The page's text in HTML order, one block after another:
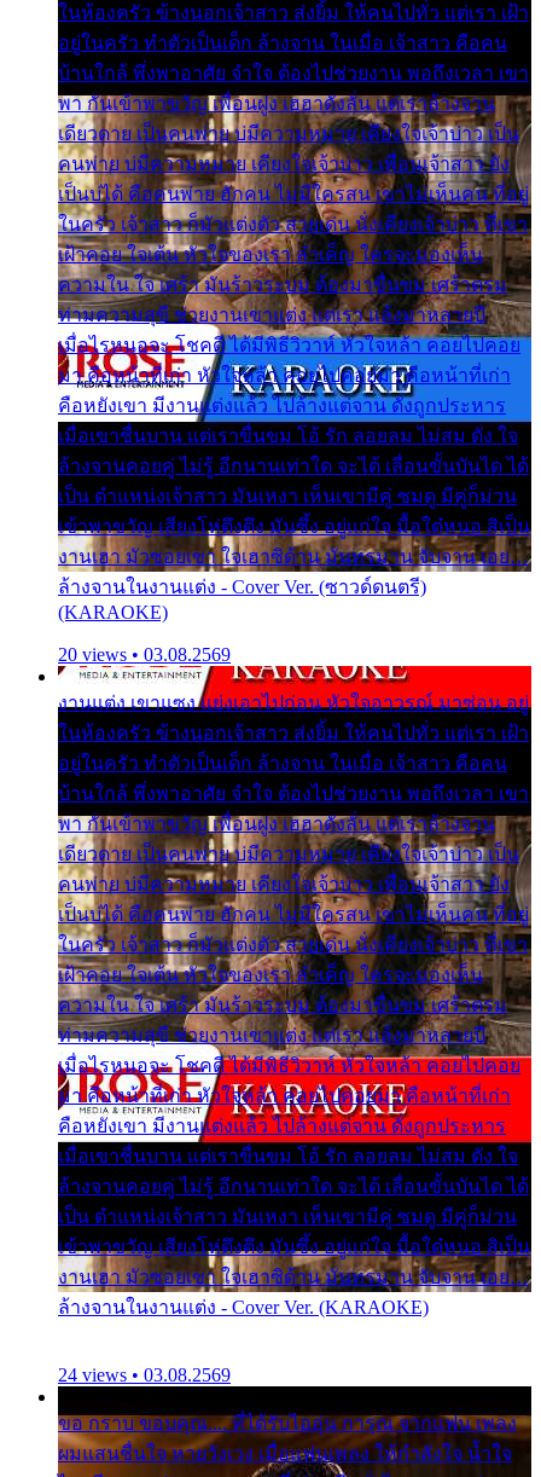
ในห้องครัว ข้างนอกเจ้าสาว ส่งยิ้ม ให้คนไปทั่ว แต่เรา เฝ้า
อยู่ในครัว ทำตัวเป็นเด็ก ล้างจาน ในเมื่อ เจ้าสาว คือคน
บ้านใกล้ พึ่งพาอาศัย จำใจ ต้องไปช่วยงาน พอถึงเวลา เขา
พา กันเข้าพาขวัญ เพื่อนฝูง เฮฮาดังลั่น แต่เราล้างจาน
เดียวดาย เป็นคนพ่าย บ่มีความหมาย เคียงใจเจ้าบ่าว เป็น
คนพ่าย บ่มีความหมาย เคียงใจเจ้าบ่าว เพื่อนเจ้าสาว ยัง
เป็นบ่ได้ คือคนพ่าย ฮักคน ไม่มีใครสน เขาไม่เห็นคน ที่อยู่
ในครัว เจ้าสาว ก็มัวแต่งตัว สวยเด่น นั่งเคียงเจ้าบ่าว ที่เขา
เฝ้าคอย ใจเต้น หัวใจของเรา ลำเค็ญ ใครจะมองเห็น
ความใน ใจ เศร้า มันร้าวระบม ต้องมาขื่นขม เศร้าตรม
ท่ามความสุขี ช่วยงานเขาแต่ง แต่เรา แล้งมาหลายปี
เมื่อไรหนอจะ โชคดี ได้มีพิธีวิวาห์ หัวใจหล้า คอยไปคอย
มา คือหน้าที่เก่า หัวใจหล้า คอยไปคอยมา คือหน้าที่เก่า
คือหยังเขา มีงานแต่งแล้ว ไปล้างแต่จาน ดั่งถูกประหาร
เมื่อเขาชื่นบาน แต่เราขื่นขม โอ้ รัก ลอยลม ไม่สม ดัง ใจ
ล้างจานคอยคู่ ไม่รู้ อีกนานเท่าใด จะได้ เลื่อนขั้นบันได ได้
เป็น ตำแหน่งเจ้าสาว มันเหงา เห็นเขามีคู่ ซมดู มีคู่ก็ม่วน
เข้าพาขวัญ เสียงโห่ตึงตึง มันซึ้ง อยู่แก่ใจ มื้อใด๋หนอ สิเป็น
งานเฮา มัวซอยเขา ใจเฮาซิด้าน มันทรมาน จับจาน เอย…
ล้างจานในงานแต่ง - Cover Ver. (ซาวด์ดนตรี)
(KARAOKE)
20 views • 03.08.2569
งานแต่ง เขาแซง แย่งเอาไปก่อน หัวใจอาวรณ์ มาซ่อน อยู่
ในห้องครัว ข้างนอกเจ้าสาว ส่งยิ้ม ให้คนไปทั่ว แต่เรา เฝ้า
อยู่ในครัว ทำตัวเป็นเด็ก ล้างจาน ในเมื่อ เจ้าสาว คือคน
บ้านใกล้ พึ่งพาอาศัย จำใจ ต้องไปช่วยงาน พอถึงเวลา เขา
พา กันเข้าพาขวัญ เพื่อนฝูง เฮฮาดังลั่น แต่เราล้างจาน
เดียวดาย เป็นคนพ่าย บ่มีความหมาย เคียงใจเจ้าบ่าว เป็น
คนพ่าย บ่มีความหมาย เคียงใจเจ้าบ่าว เพื่อนเจ้าสาว ยัง
เป็นบ่ได้ คือคนพ่าย ฮักคน ไม่มีใครสน เขาไม่เห็นคน ที่อยู่
ในครัว เจ้าสาว ก็มัวแต่งตัว สวยเด่น นั่งเคียงเจ้าบ่าว ที่เขา
เฝ้าคอย ใจเต้น หัวใจของเรา ลำเค็ญ ใครจะมองเห็น
ความใน ใจ เศร้า มันร้าวระบม ต้องมาขื่นขม เศร้าตรม
ท่ามความสุขี ช่วยงานเขาแต่ง แต่เรา แล้งมาหลายปี
เมื่อไรหนอจะ โชคดี ได้มีพิธีวิวาห์ หัวใจหล้า คอยไปคอย
มา คือหน้าที่เก่า หัวใจหล้า คอยไปคอยมา คือหน้าที่เก่า
คือหยังเขา มีงานแต่งแล้ว ไปล้างแต่จาน ดั่งถูกประหาร
เมื่อเขาชื่นบาน แต่เราขื่นขม โอ้ รัก ลอยลม ไม่สม ดัง ใจ
ล้างจานคอยคู่ ไม่รู้ อีกนานเท่าใด จะได้ เลื่อนขั้นบันได ได้
เป็น ตำแหน่งเจ้าสาว มันเหงา เห็นเขามีคู่ ซมดู มีคู่ก็ม่วน
เข้าพาขวัญ เสียงโห่ตึงตึง มันซึ้ง อยู่แก่ใจ มื้อใด๋หนอ สิเป็น
งานเฮา มัวซอยเขา ใจเฮาซิด้าน มันทรมาน จับจาน เอย…
ล้างจานในงานแต่ง - Cover Ver. (KARAOKE)
24 views • 03.08.2569
ขอ กราบ ขอบคุณ.... ที่ได้รับไออุ่น การุณ จากแฟน เพลง
ผมแสนชื่นใจ หายวังเวง เมื่อแฟนเพลง ให้กำลังใจ น้ำใจ